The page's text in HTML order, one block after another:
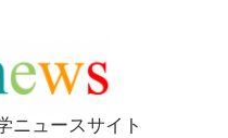
ニュースサイト